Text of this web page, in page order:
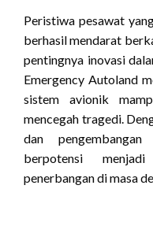
Peristiwa pesawat
berhasil mendarat
pentingnya inovasi
Emergency Autoland
sistem avionik
mencegah tragedi.
dan
berpotensi
penerbangan di masa